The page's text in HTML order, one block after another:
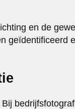
en de
geïdentificeerd